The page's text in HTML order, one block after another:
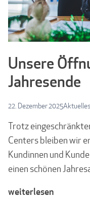
Unsere
Jahresende
22. Dezember 2025Aktuelles
Trotz
Centers bleiben wir
Kundinnen und
einen schönen
weiterlesen